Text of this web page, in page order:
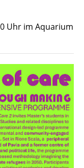
Uhr im Aquarium